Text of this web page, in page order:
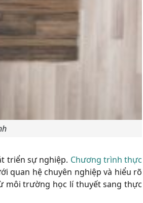
triển sự nghiệp. Chương trình thực
quan hệ chuyên nghiệp và hiểu rõ
môi trường học lí thuyết sang thực